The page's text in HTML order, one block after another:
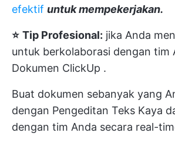
efektif untuk mempekerjakan.
⭐️ Tip Profesional: jika Anda
untuk berkolaborasi dengan tim
Dokumen ClickUp .
Buat dokumen sebanyak yang
dengan Pengeditan Teks Kaya
dengan tim Anda secara real-